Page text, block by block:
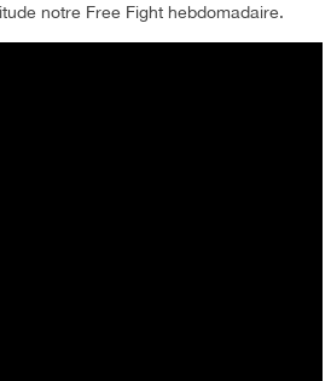
notre Free Fight hebdomadaire.